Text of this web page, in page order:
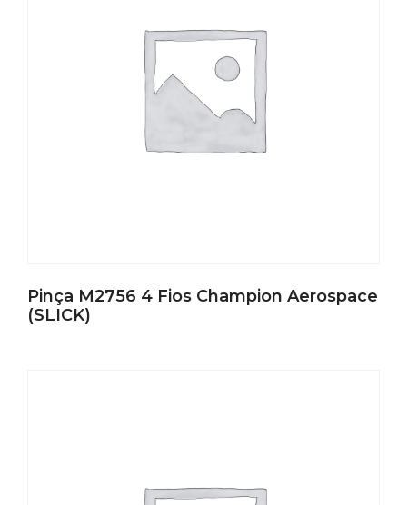
Pinça M2756 4 Fios Champion Aerospace
(SLICK)